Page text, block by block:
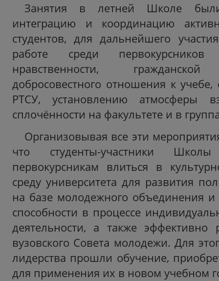
Занятия в летней Школе
интеграцию и координацию
студентов, для дальнейшего
работе среди
нравственности, гражданской
добросовестного отношения к учебе,
РТСУ, установлению атмосферы
сплочённости на факультете и в
Организовывая все эти
что студенты-участники
первокурсникам влиться в
среду университета для развития
на базе молодежного объединения и
способности в процессе
деятельности, а также эффективно
вузовского Совета молодежи. Для
лидерства прошли обучение,
для применения их в новом учебном